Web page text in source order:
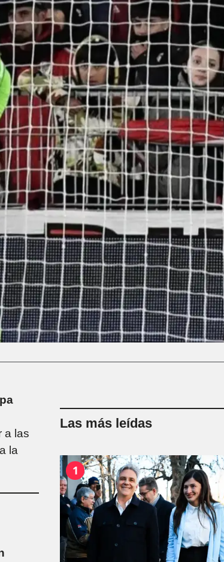
a las
la
Las más leídas
1